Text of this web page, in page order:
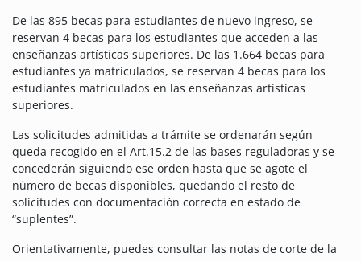
De las 895 becas para estudiantes de nuevo ingreso, se
reservan 4 becas para los estudiantes que acceden a las
enseñanzas artísticas superiores. De las 1.664 becas para
estudiantes ya matriculados, se reservan 4 becas para los
estudiantes matriculados en las enseñanzas artísticas
superiores.
Las solicitudes admitidas a trámite se ordenarán según
queda recogido en el Art.15.2 de las bases reguladoras y se
concederán siguiendo ese orden hasta que se agote el
número de becas disponibles, quedando el resto de
solicitudes con documentación correcta en estado de
“suplentes”.
Orientativamente, puedes consultar las notas de corte de la